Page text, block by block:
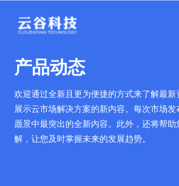
产品动态
欢迎通过全新且更为便捷的方式来了解最
展示云市场解决方案的新内容。每次市场
愿景中最突出的全新内容。此外，还将帮
解，让您及时掌握未来的发展趋势。